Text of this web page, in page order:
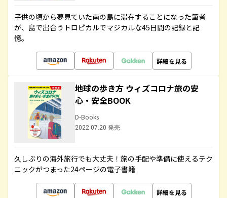
子供の頃から夢見ていた南の島に滞在することになった筆者
が、島で出合うトロピカルでマジカルな45日間の記録と記
憶。
詳細を見る
地球の歩き方 ウィズコロナ旅の安
心・安全BOOK
D-Books
2022.07.20 発売
久しぶりの海外旅行でも大丈夫！旅の手配や準備に使えるテク
ニックがつまった24ページの電子書籍
詳細を見る